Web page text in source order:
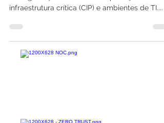
Aprenda e torne-se um profissional certificado
infraestrutura crítica (CIP) e ambientes de TI....